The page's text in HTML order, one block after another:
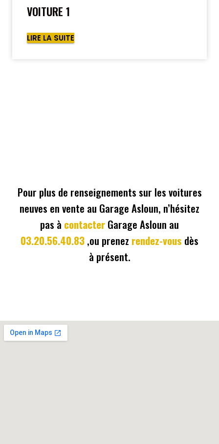
VOITURE 1
LIRE LA SUITE
Pour plus de renseignements sur les voitures
neuves en vente au Garage Asloun, n’hésitez
pas à contacterGarage Asloun au
03.20.56.40.83,ou prenez rendez-vous dès
à présent.